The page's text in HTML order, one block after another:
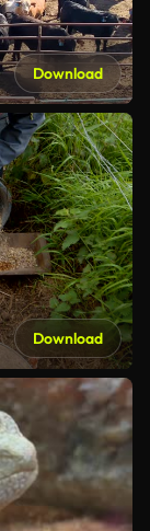
Download
Download